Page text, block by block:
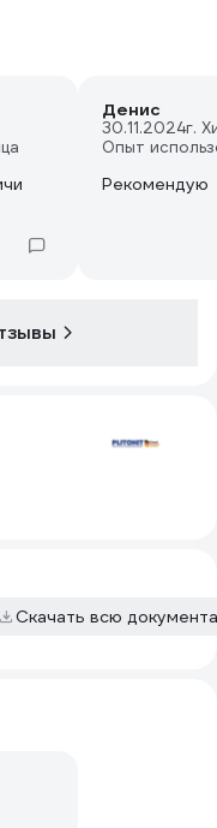
Денис
30.11.2024г.
Опыт
Рекомендую
Скачать всю